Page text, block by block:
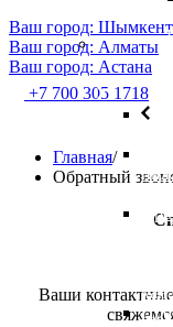
Ваш город: Шымкент
Ваш город: Алматы
Ваш город: Астана
+7 700 305 1718
Главная/
Обратный
Ваши